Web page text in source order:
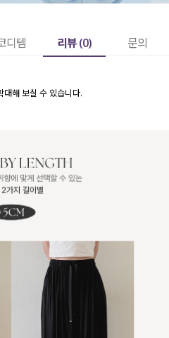
디템 리뷰 (0) 문의
대해 보실 수 있습니다.